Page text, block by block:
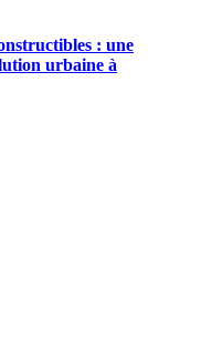
: une
urbaine à